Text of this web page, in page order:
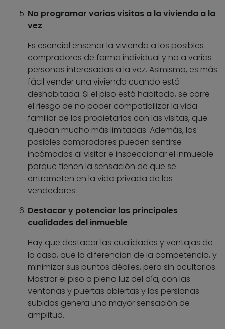
No programar varias visitas a la vivienda a la
vez
Es esencial enseñar la vivienda a los posibles
compradores de forma individual y no a varias
personas interesadas a la vez. Asimismo, es más
fácil vender una vivienda cuando está
deshabitada. Si el piso está habitado, se corre
el riesgo de no poder compatibilizar la vida
familiar de los propietarios con las visitas, que
quedan mucho más limitadas. Además, los
posibles compradores pueden sentirse
incómodos al visitar e inspeccionar el inmueble
porque tienen la sensación de que se
entrometen en la vida privada de los
vendedores.
Destacar y potenciar las principales
cualidades del inmueble
Hay que destacar las cualidades y ventajas de
la casa, que la diferencian de la competencia, y
minimizar sus puntos débiles, pero sin ocultarlos.
Mostrar el piso a plena luz del día, con las
ventanas y puertas abiertas y las persianas
subidas genera una mayor sensación de
amplitud.